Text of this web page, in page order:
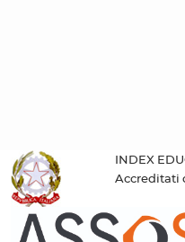
INDEX
Accreditati